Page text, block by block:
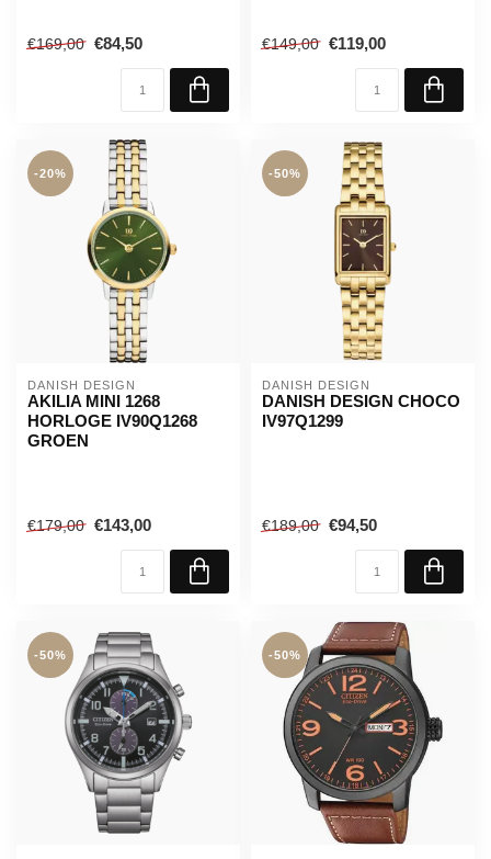
€169,00 €84,50
€149,00 €119,00
-20%
DANISH DESIGN
AKILIA MINI 1268
HORLOGE IV90Q1268
GROEN
€179,00 €143,00
-50%
DANISH DESIGN
DANISH DESIGN CHOCO
IV97Q1299
€189,00 €94,50
-50% -50%